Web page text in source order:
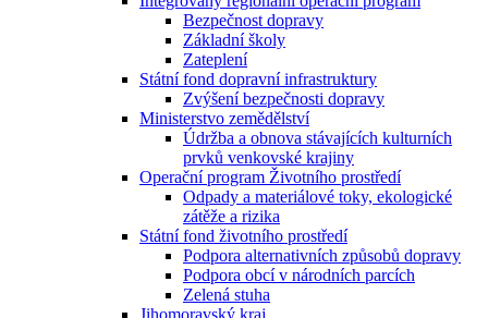
Bezpečnost dopravy
Základní školy
Zateplení
Státní fond dopravní infrastruktury
Zvýšení bezpečnosti dopravy
Ministerstvo zemědělství
Údržba a obnova stávajících kulturních
prvků venkovské krajiny
Operační program Životního prostředí
Odpady a materiálové toky, ekologické
zátěže a rizika
Státní fond životního prostředí
Podpora alternativních způsobů dopravy
Podpora obcí v národních parcích
Zelená stuha
Jihomoravský kraj